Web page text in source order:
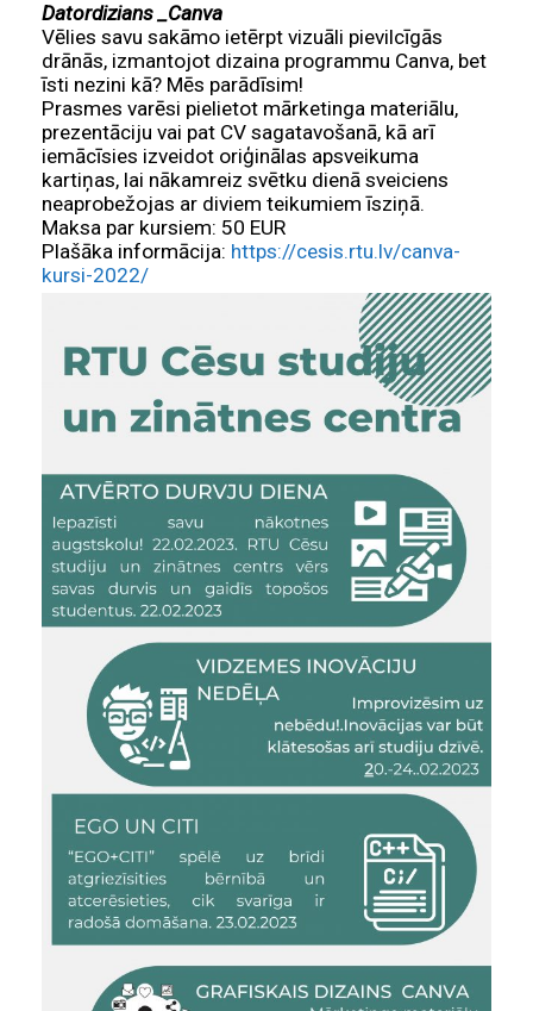
Datordizians _Canva
Vēlies savu sakāmo ietērpt vizuāli pievilcīgās
drānās, izmantojot dizaina programmu Canva, bet
īsti nezini kā? Mēs parādīsim!
Prasmes varēsi pielietot mārketinga materiālu,
prezentāciju vai pat CV sagatavošanā, kā arī
iemācīsies izveidot oriģinālas apsveikuma
kartiņas, lai nākamreiz svētku dienā sveiciens
neaprobežojas ar diviem teikumiem īsziņā.
Maksa par kursiem: 50 EUR
Plašāka informācija: https://cesis.rtu.lv/canva-
kursi-2022/